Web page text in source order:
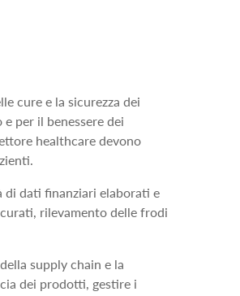
cure e la sicurezza dei
per il benessere dei
healthcare devono
di dati finanziari elaborati e
rilevamento delle frodi
supply chain e la
dei prodotti, gestire i